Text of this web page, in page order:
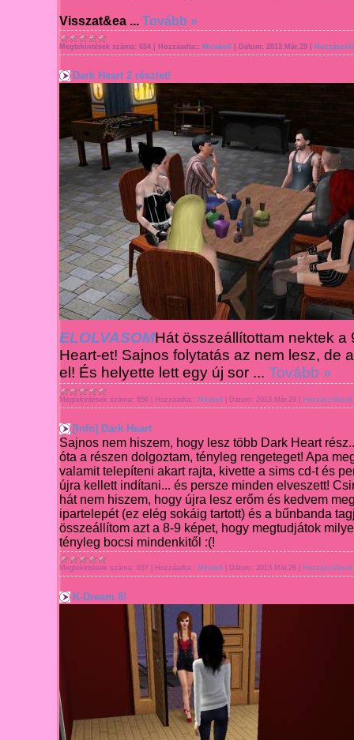
Visszat&ea ... Tovább »
Megtekintések száma: 654 Hozzáadta:: Mirabell Dátum: 2013.Már.29
Dark Heart 2 részlet!
ELOLVASOMHát összeállítottam nektek a
Heart-et! Sajnos folytatás az nem lesz, de
el! És helyette lett egy új sor ... Tovább »
Megtekintések száma: 656 Hozzáadta:: Mirabell Dátum: 2013.Már.29
[Info] Dark Heart
Sajnos nem hiszem, hogy lesz több Dark Heart
óta a részen dolgoztam, tényleg rengeteget! Apa
valamit telepíteni akart rajta, kivette a sims cd-t és
újra kellett indítani... és persze minden elveszett!
hát nem hiszem, hogy újra lesz erőm és kedvem
ipartelepét (ez elég sokáig tartott) és a bűnbanda
összeállítom azt a 8-9 képet, hogy megtudjátok
tényleg bocsi mindenkitől :(!
Megtekintések száma: 637 Hozzáadta:: Mirabell Dátum: 2013.Már.28
K-Dream 8!